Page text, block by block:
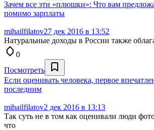
Зачем все эти «плюшки»: Что вам
помимо зарплаты
mihailfilatov27 дек 2016 в 13:52
Натуральные доходы в России также
0
Посмотреть
Если оценивать человека, первое
последним
mihailfilatov2 дек 2016 в 13:13
Так суть не в том как оценивали люди
что